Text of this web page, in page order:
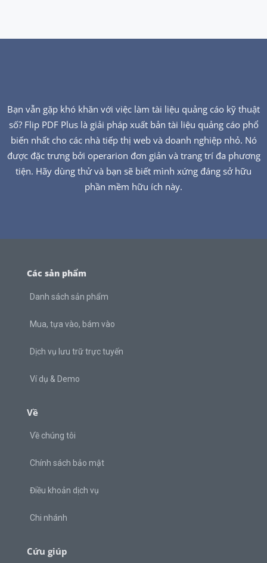
Bạn vẫn gặp khó khăn với việc làm tài liệu quảng cáo kỹ thuật
số? Flip PDF Plus là giải pháp xuất bản tài liệu quảng cáo phổ
biến nhất cho các nhà tiếp thị web và doanh nghiệp nhỏ. Nó
được đặc trưng bởi operarion đơn giản và trang trí đa phương
tiện. Hãy dùng thử và bạn sẽ biết mình xứng đáng sở hữu
phần mềm hữu ích này.
Các sản phẩm
Danh sách sản phẩm
Mua, tựa vào, bám vào
Dịch vụ lưu trữ trực tuyến
Ví dụ & Demo
Về
Về chúng tôi
Chính sách bảo mật
Điều khoản dịch vụ
Chi nhánh
Cứu giúp